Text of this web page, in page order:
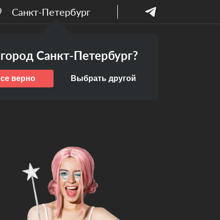
Санкт-Петербург
Санкт-Петербург?
верно Выбрать другой
дизайн-проект